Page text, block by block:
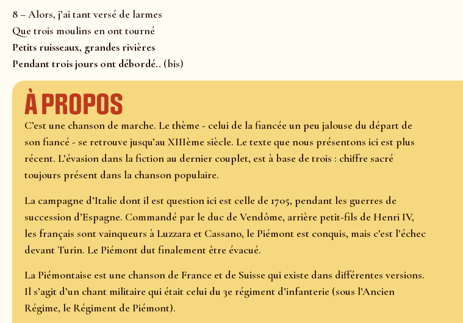
8 – Alors, j’ai tant versé de larmes
Que trois moulins en ont tourné
Petits ruisseaux, grandes rivières
Pendant trois jours ont débordé.. (bis)
À propos
C’est une chanson de marche. Le thème - celui de la fiancée un peu jalouse du départ de
son fiancé - se retrouve jusqu’au XIIIème siècle. Le texte que nous présentons ici est plus
récent. L’évasion dans la fiction au dernier couplet, est à base de trois : chiffre sacré
toujours présent dans la chanson populaire.
La campagne d’Italie dont il est question ici est celle de 1705, pendant les guerres de
succession d’Espagne. Commandé par le duc de Vendôme, arrière petit-fils de Henri IV,
les français sont vainqueurs à Luzzara et Cassano, le Piémont est conquis, mais c’est l’échec
devant Turin. Le Piémont dut finalement être évacué.
La Piémontaise est une chanson de France et de Suisse qui existe dans différentes versions.
Il s’agit d’un chant militaire qui était celui du 3e régiment d’infanterie (sous l’Ancien
Régime, le Régiment de Piémont).